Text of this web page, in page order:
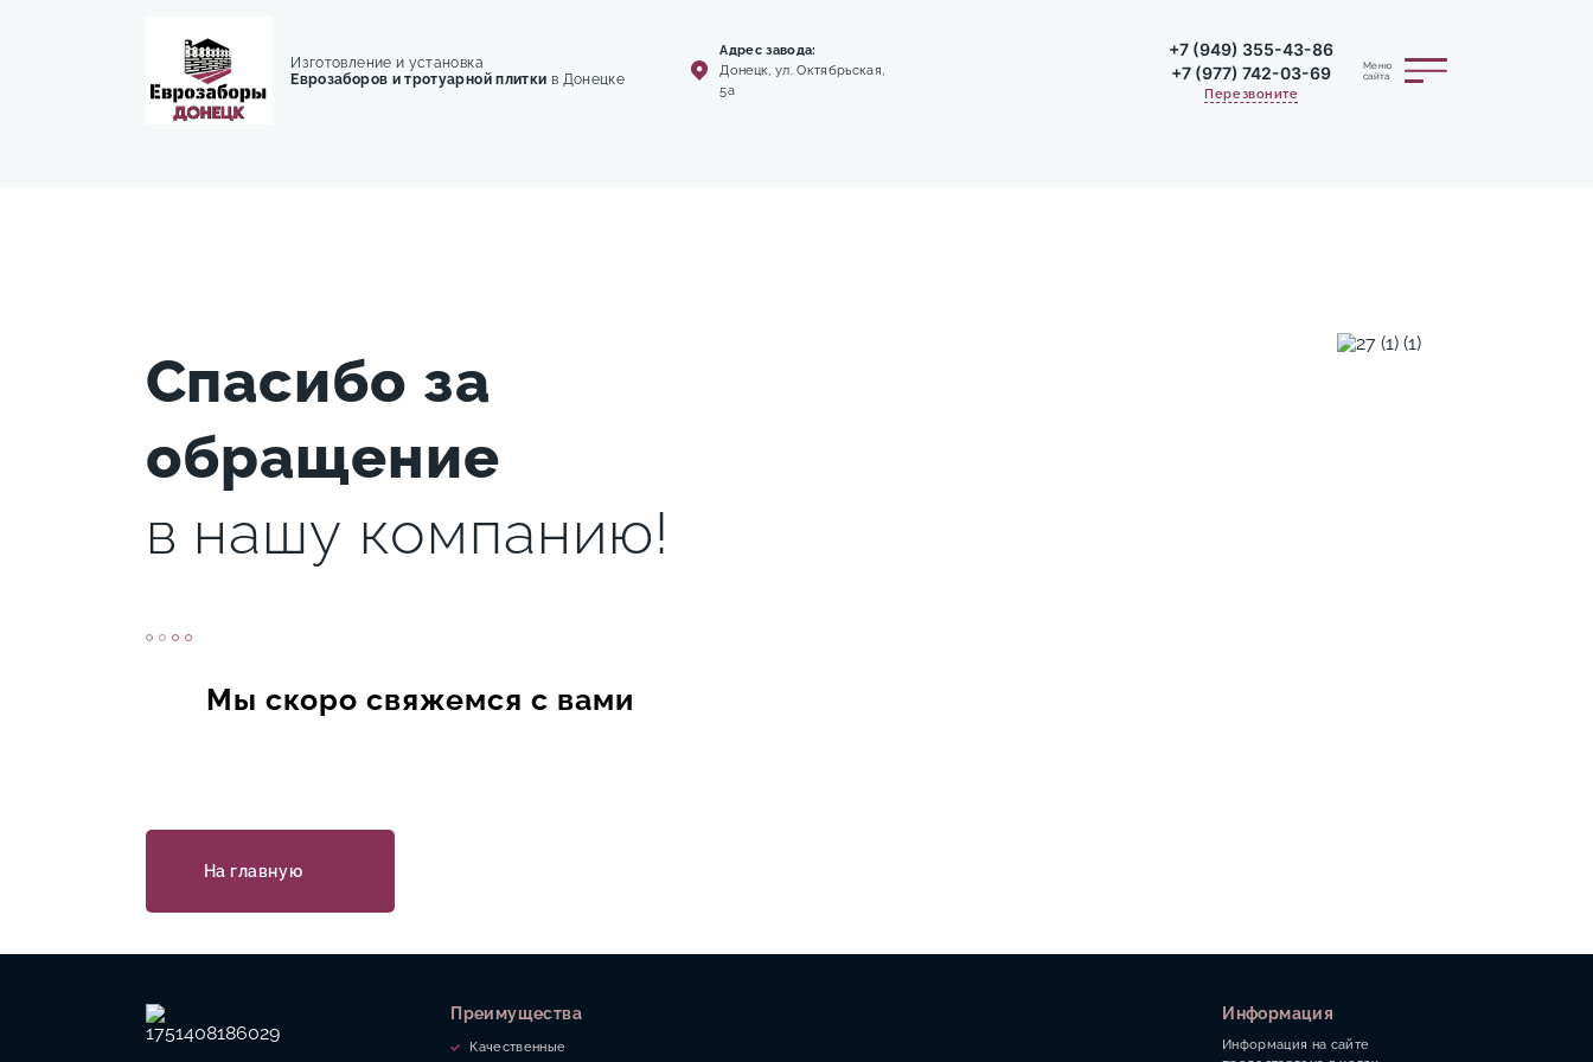
Изготовление и установка
Еврозаборов и тротуарной плитки в Донецке
Адрес завода:
Донецк, ул. Октябрьская,
5а
+7 (949) 355-43-86
+7 (977) 742-03-69
Перезвоните
Меню
сайта
Спасибо за
обращение
в нашу компанию!
Мы скоро свяжемся с вами
На главную
Преимущества
Качественные
Информация
Информация на сайте